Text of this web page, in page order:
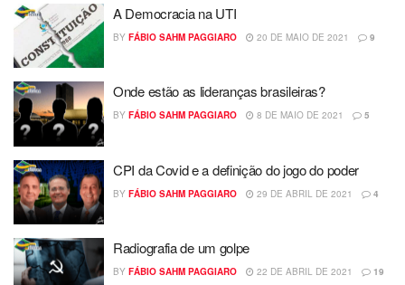
A Democracia na UTI
BY FÁBIO SAHM PAGGIARO 20 DE MAIO DE 2021 9
Onde estão as lideranças brasileiras?
BY FÁBIO SAHM PAGGIARO 8 DE MAIO DE 2021 5
CPI da Covid e a definição do jogo do poder
BY FÁBIO SAHM PAGGIARO 29 DE ABRIL DE 2021 4
Radiografia de um golpe
BY FÁBIO SAHM PAGGIARO 22 DE ABRIL DE 2021 19